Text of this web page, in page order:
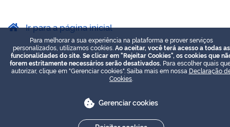
Ir para a página inicial
Para melhorar a sua experiência na plataforma e prover serviços
personalizados, utilizamos cookies. Ao aceitar, você terá acesso a todas as
funcionalidades do site. Se clicar em "Rejeitar Cookies", os cookies que
forem estritamente necessários serão desativados. Para escolher quais
autorizar, clique em "Gerenciar cookies". Saiba mais em nossa Declaração
Cookies
Gerenciar cookies